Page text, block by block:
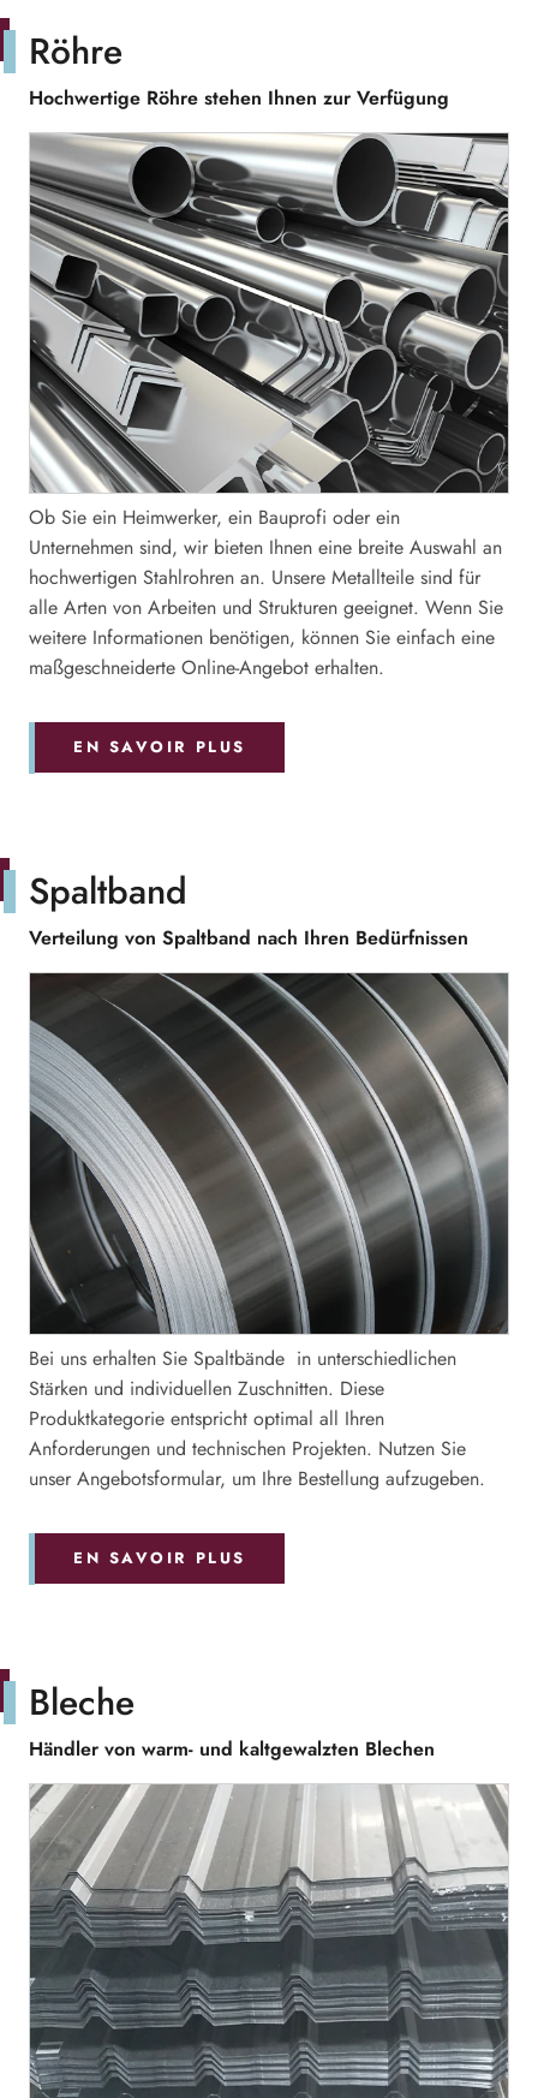
Hochwertige Röhre stehen Ihnen zur Verfügung
Röhre
Ob Sie ein Heimwerker, ein Bauprofi oder ein
Unternehmen sind, wir bieten Ihnen eine breite Auswahl an
hochwertigen Stahlrohren an. Unsere Metallteile sind für
alle Arten von Arbeiten und Strukturen geeignet. Wenn Sie
weitere Informationen benötigen, können Sie einfach eine
maßgeschneiderte Online-Angebot erhalten.
EN SAVOIR PLUS
Verteilung von Spaltband nach Ihren Bedürfnissen
Spaltband
Bei uns erhalten Sie Spaltbände in unterschiedlichen
Stärken und individuellen Zuschnitten. Diese
Produktkategorie entspricht optimal all Ihren
Anforderungen und technischen Projekten. Nutzen Sie
unser Angebotsformular, um Ihre Bestellung aufzugeben.
EN SAVOIR PLUS
Händler von warm- und kaltgewalzten Blechen
Bleche